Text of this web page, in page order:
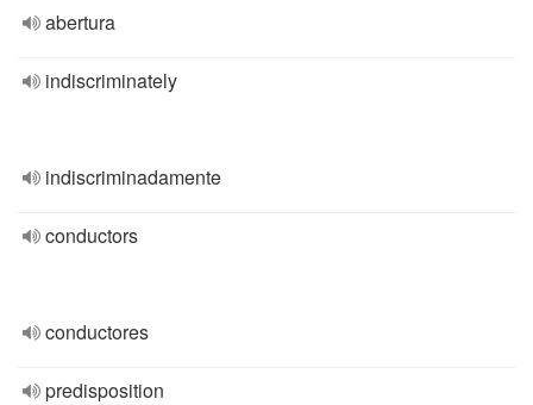
abertura
indiscriminately
indiscriminadamente
conductors
conductores
predisposition